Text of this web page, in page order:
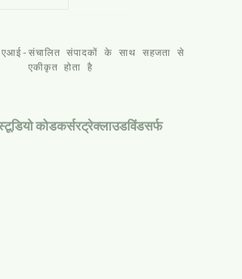
संचालित संपादकों के साथ सहजता से
एकीकृत होता है
कोडकर्सरट्रेक्लाउडविंडसर्फ